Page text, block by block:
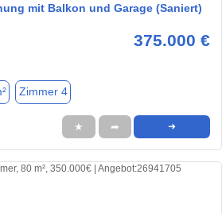
mit Balkon und Garage (Saniert)
375.000 €
Zimmer 4
★ ➦ ➜